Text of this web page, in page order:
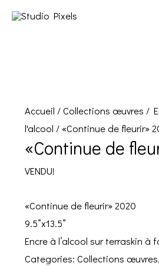
Accueil /Collections œuvres /
l'alcool / «Continue de fleurir»
«Continue de
VENDU!
«Continue de fleurir» 2020
9.5”x13.5”
Encre à l’alcool sur terraskin à
Categories: Collections œuvres,